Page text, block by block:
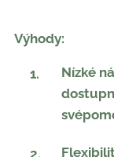
Výhody:
Nízké